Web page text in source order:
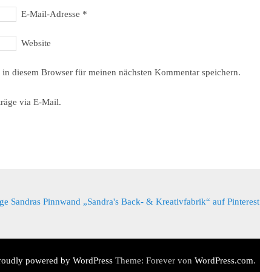
E-Mail-Adresse *
Website
diesem Browser für meinen nächsten Kommentar speichern.
via E-Mail.
Sandras Pinnwand „Sandra's Back- & Kreativfabrik“ auf
powered by WordPressTheme: Forever von WordPress.com.